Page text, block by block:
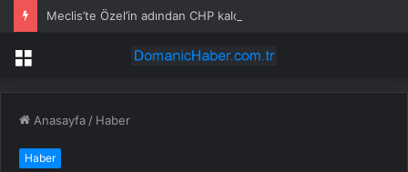
Meclis’te Özel’in adından CHP kaldırıldı
Menü
Anasayfa / Haber
Haber